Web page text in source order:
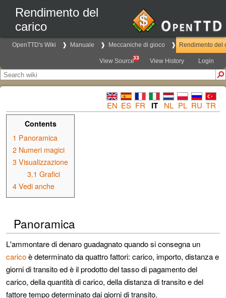
Rendimento del
carico
OpenTTD's Wiki Manuale Meccaniche di gioco Rendimento del
View Source33 View History Login
EN ES FR IT NL PL RU TR
Contents
1 Panoramica
2 Numeri magici
3 Visualizzazione
3.1 Grafici
4 Vedi anche
Panoramica
L'ammontare di denaro guadagnato quando si consegna un
caricoè determinato da quattro fattori: carico, importo, distanza e
giorni di transito ed è il prodotto del tasso di pagamento del
carico, della quantità di carico, della distanza di transito e del
fattore tempo determinato dai giorni di transito.